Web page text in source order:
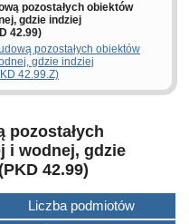
pozostałych obiektów
gdzie indziej
42.99)
pozostałych obiektów
gdzie indziej
42.99.Z)
pozostałych
i wodnej, gdzie
42.99)
Liczba podmiotów